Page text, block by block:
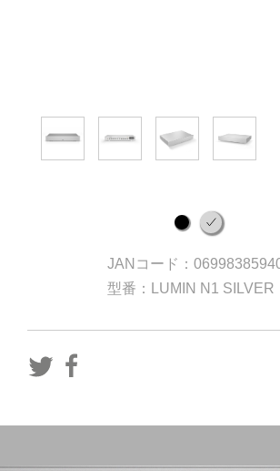
JANコード：
型番：LUMIN N1 SILVER